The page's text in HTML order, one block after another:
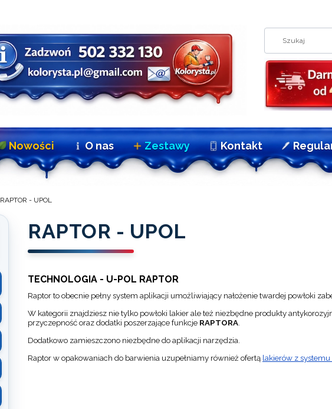
Nowości O nas Zestawy Kontakt
RAPTOR - UPOL
RAPTOR - UPOL
TECHNOLOGIA - U-POL RAPTOR
Raptor to obecnie pełny system aplikacji umożliwiający nałożenie twardej powłoki
W kategorii znajdziesz nie tylko powłoki lakier ale też niezbędne produkty
przyczepność oraz dodatki poszerzające funkcje RAPTORA
Dodatkowo zamieszczono niezbędne do aplikacji narzędzia.
Raptor w opakowaniach do barwienia uzupełniamy również ofertą lakierów z